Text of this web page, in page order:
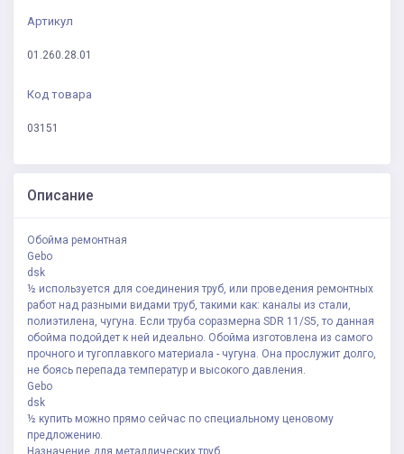
Артикул
01.260.28.01
Код товара
03151
Описание
Обойма ремонтная
Gebo
dsk
½ используется для соединения труб, или проведения ремонтных
работ над разными видами труб, такими как: каналы из стали,
полиэтилена, чугуна. Если труба соразмерна SDR 11/S5, то данная
обойма подойдет к ней идеально. Обойма изготовлена из самого
прочного и тугоплавкого материала - чугуна. Она прослужит долго,
не боясь перепада температур и высокого давления.
Gebo
dsk
½ купить можно прямо сейчас по специальному ценовому
предложению.
Назначение для металлических труб